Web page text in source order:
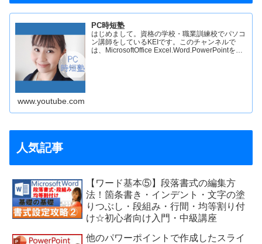
PC時短塾
はじめまして。資格の学校・職業訓練校でパソコ
ン講師をしているKEIです。このチャンネルで
は、MicrosoftOffice Excel.Word.PowerPointを中
www.youtube.com
人気記事
【ワード基本⑤】段落書式の編集方
法！箇条書き・インデント・文字の塗
りつぶし・段組み・行間・均等割り付
け☆初心者向け入門・中級講座
他のパワーポイントで作成したスライ